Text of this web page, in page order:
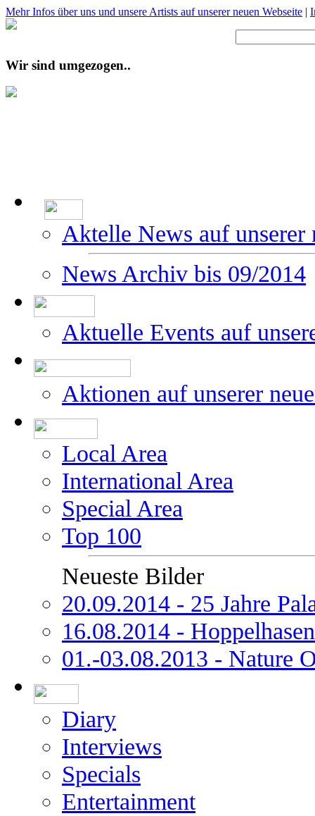
Mehr Infos über uns und unsere Artists auf unserer neuen Webseite |
Wir sind umgezogen..
Aktelle News auf unserer
News Archiv bis 09/2014
Aktuelle Events auf
Aktionen auf unserer
Local Area
International Area
Special Area
Top 100
Neueste Bilder
20.09.2014 - 25 Jahre
16.08.2014 -
01.-03.08.2013 - Nature
Diary
Interviews
Specials
Entertainment